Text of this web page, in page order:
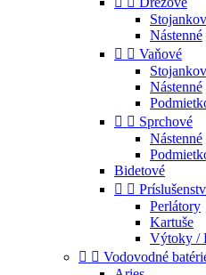
Nástenné
  Vaňové
Nástenné
  Sprchové
Nástenné
Bidetové
 
Perlátory
Kartuše
Výtoky /
  Vodovodné